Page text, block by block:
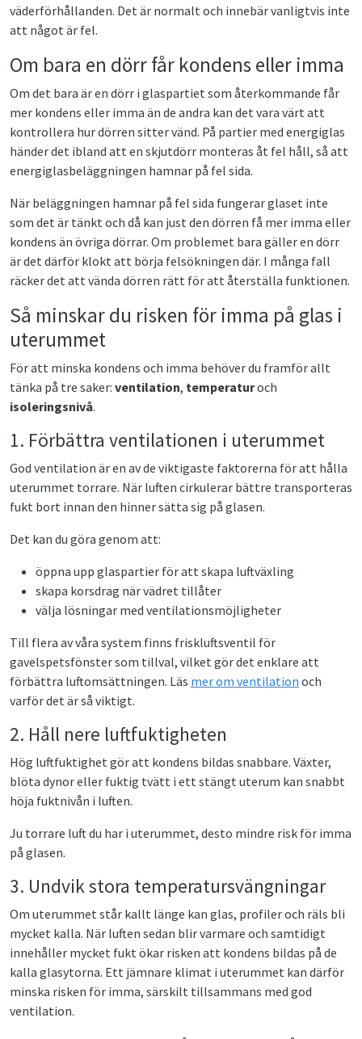
väderförhållanden. Det är normalt och innebär vanligtvis inte
att något är fel.
Om bara en dörr får kondens eller imma
Om det bara är en dörr i glaspartiet som återkommande får
mer kondens eller imma än de andra kan det vara värt att
kontrollera hur dörren sitter vänd. På partier med energiglas
händer det ibland att en skjutdörr monteras åt fel håll, så att
energiglasbeläggningen hamnar på fel sida.
När beläggningen hamnar på fel sida fungerar glaset inte
som det är tänkt och då kan just den dörren få mer imma eller
kondens än övriga dörrar. Om problemet bara gäller en dörr
är det därför klokt att börja felsökningen där. I många fall
räcker det att vända dörren rätt för att återställa funktionen.
Så minskar du risken för imma på glas i
uterummet
För att minska kondens och imma behöver du framför allt
tänka på tre saker: ventilation, temperaturoch
isoleringsnivå.
1. Förbättra ventilationen i uterummet
God ventilation är en av de viktigaste faktorerna för att hålla
uterummet torrare. När luften cirkulerar bättre transporteras
fukt bort innan den hinner sätta sig på glasen.
Det kan du göra genom att:
öppna upp glaspartier för att skapa luftväxling
skapa korsdrag när vädret tillåter
välja lösningar med ventilationsmöjligheter
Till flera av våra system finns friskluftsventil för
gavelspetsfönster som tillval, vilket gör det enklare att
förbättra luftomsättningen. Läs mer om ventilation och
varför det är så viktigt.
2. Håll nere luftfuktigheten
Hög luftfuktighet gör att kondens bildas snabbare. Växter,
blöta dynor eller fuktig tvätt i ett stängt uterum kan snabbt
höja fuktnivån i luften.
Ju torrare luft du har i uterummet, desto mindre risk för imma
på glasen.
3. Undvik stora temperatursvängningar
Om uterummet står kallt länge kan glas, profiler och räls bli
mycket kalla. När luften sedan blir varmare och samtidigt
innehåller mycket fukt ökar risken att kondens bildas på de
kalla glasytorna. Ett jämnare klimat i uterummet kan därför
minska risken för imma, särskilt tillsammans med god
ventilation.